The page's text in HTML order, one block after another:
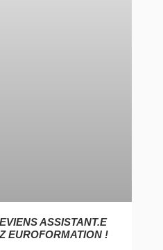
ASSISTANT.E
EUROFORMATION !